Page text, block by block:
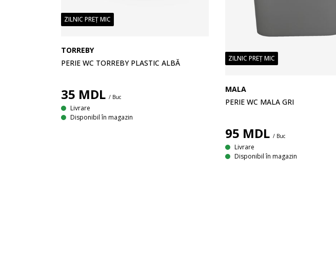
ZILNIC PREȚ MIC
TORREBY
PERIE WC TORREBY PLASTIC ALBĂ
35 MDL / Buc
Livrare
Disponibil în magazin
ZILNIC PREȚ MIC
MALA
PERIE WC MALA GRI
95 MDL / Buc
Livrare
Disponibil în magazin